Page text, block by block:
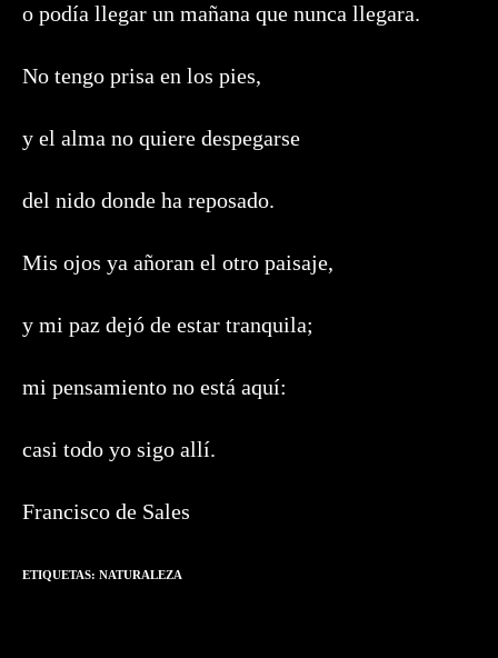
o podía llegar un mañana que nunca llegara.
No tengo prisa en los pies,
y el alma no quiere despegarse
del nido donde ha reposado.
Mis ojos ya añoran el otro paisaje,
y mi paz dejó de estar tranquila;
mi pensamiento no está aquí:
casi todo yo sigo allí.
Francisco de Sales
ETIQUETAS: NATURALEZA